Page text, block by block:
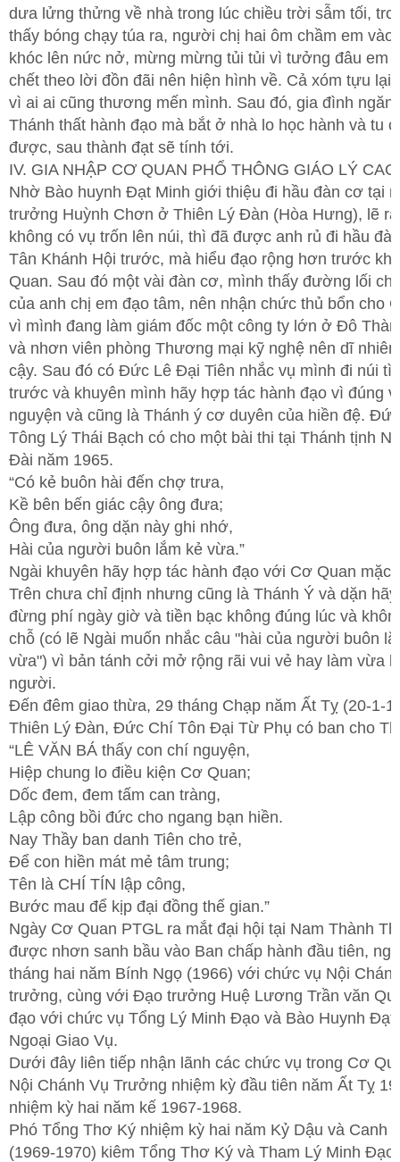
dưa lửng thửng về nhà trong lúc chiều trời sẫm tối,
thấy bóng chạy túa ra, người chị hai ôm chầm em vào
khóc lên nức nở, mừng mừng tủi tủi vì tưởng đâu em
chết theo lời đồn đãi nên hiện hình về. Cả xóm tựu lại
vì ai ai cũng thương mến mình. Sau đó, gia đình ngăn
Thánh thất hành đạo mà bắt ở nhà lo học hành và tu
được, sau thành đạt sẽ tính tới.
IV. GIA NHẬP CƠ QUAN PHỔ THÔNG GIÁO LÝ
Nhờ Bào huynh Đạt Minh giới thiệu đi hầu đàn cơ tại
trưởng Huỳnh Chơn ở Thiên Lý Đàn (Hòa Hưng), lẽ
không có vụ trốn lên núi, thì đã được anh rủ đi hầu
Tân Khánh Hội trước, mà hiểu đạo rộng hơn trước
Quan. Sau đó một vài đàn cơ, mình thấy đường lối
của anh chị em đạo tâm, nên nhận chức thủ bổn cho
vì mình đang làm giám đốc một công ty lớn ở Đô
và nhơn viên phòng Thương mại kỹ nghệ nên dĩ
cậy. Sau đó có Đức Lê Đại Tiên nhắc vụ mình đi núi
trước và khuyên mình hãy hợp tác hành đạo vì đúng
nguyện và cũng là Thánh ý cơ duyên của hiền đệ.
Tông Lý Thái Bạch có cho một bài thi tại Thánh tịnh
Đài năm 1965.
“Có kẻ buôn hài đến chợ trưa,
Kề bên bến giác cậy ông đưa;
Ông đưa, ông dặn này ghi nhớ,
Hài của người buôn lắm kẻ vừa.”
Ngài khuyên hãy hợp tác hành đạo với Cơ Quan mặc
Trên chưa chỉ định nhưng cũng là Thánh Ý và dặn
đừng phí ngày giờ và tiền bạc không đúng lúc và
chỗ (có lẽ Ngài muốn nhắc câu "hài của người buôn
vừa") vì bản tánh cởi mở rộng rãi vui vẻ hay làm vừa
người.
Đến đêm giao thừa, 29 tháng Chạp năm Ất Tỵ (20-1-
Thiên Lý Đàn, Đức Chí Tôn Đại Từ Phụ có ban cho
“LÊ VĂN BÁ thấy con chí nguyện,
Hiệp chung lo điều kiện Cơ Quan;
Dốc đem, đem tấm can tràng,
Lập công bồi đức cho ngang bạn hiền.
Nay Thầy ban danh Tiên cho trẻ,
Để con hiền mát mẻ tâm trung;
Tên là CHÍ TÍN lập công,
Bước mau để kịp đại đồng thế gian.”
Ngày Cơ Quan PTGL ra mắt đại hội tại Nam Thành
được nhơn sanh bầu vào Ban chấp hành đầu tiên,
tháng hai năm Bính Ngọ (1966) với chức vụ Nội
trưởng, cùng với Đạo trưởng Huệ Lương Trần văn
đạo với chức vụ Tổng Lý Minh Đạo và Bào Huynh Đạt
Ngoại Giao Vụ.
Dưới đây liên tiếp nhận lãnh các chức vụ trong Cơ
Nội Chánh Vụ Trưởng nhiệm kỳ đầu tiên năm Ất Tỵ
nhiệm kỳ hai năm kế 1967-1968.
Phó Tổng Thơ Ký nhiệm kỳ hai năm Kỷ Dậu và Canh
(1969-1970) kiêm Tổng Thơ Ký và Tham Lý Minh Đạo